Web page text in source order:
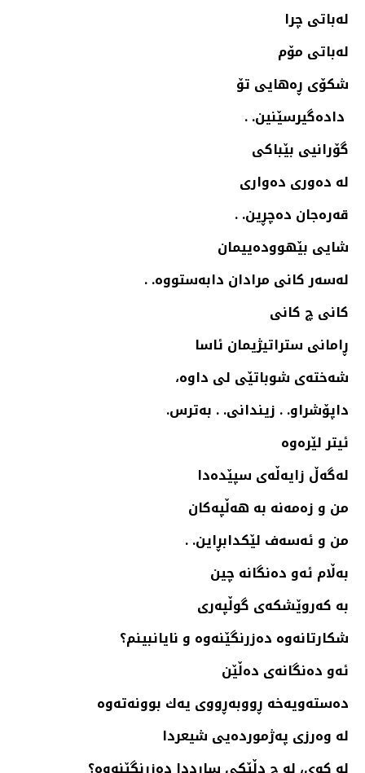
له‌باتی چرا
له‌باتی مۆم
شكۆی ڕه‌هایی تۆ
داده‌گیرسێنین. .
گۆرانیی بێباكی
له‌ ده‌وری ده‌واری
قه‌ره‌جان ده‌چڕین. .
شایی بێهووده‌ییمان
له‌سه‌ر كانی مرادان دابه‌ستووه‌. .
كانی چ كانی
ڕامانی ستراتیژیمان ئاسا
شه‌خته‌ی شوباتێی لی داوه‌،
داپۆشراو. . زیندانی. . به‌ترس.
ئیتر لێره‌وه‌
له‌گه‌ڵ زایه‌ڵه‌ی سپێده‌دا
من و زه‌مه‌نه‌ به‌ هه‌ڵپه‌كان
من و ئه‌سه‌ف لێكدابڕاین. .
به‌ڵام ئه‌و ده‌نگانه‌ چین
به‌ كه‌روێشكه‌ی گوڵپه‌ری
شكارتانه‌وه‌ ده‌زرنگێنه‌وه‌ و نایانبینم؟
ئه‌و ده‌نگانه‌ی ده‌ڵێن
ده‌سته‌ویه‌خه‌ ڕووبه‌ڕووی یه‌ك بوونه‌ته‌وه‌
له‌ وه‌رزی په‌ژمورده‌یی شیعردا